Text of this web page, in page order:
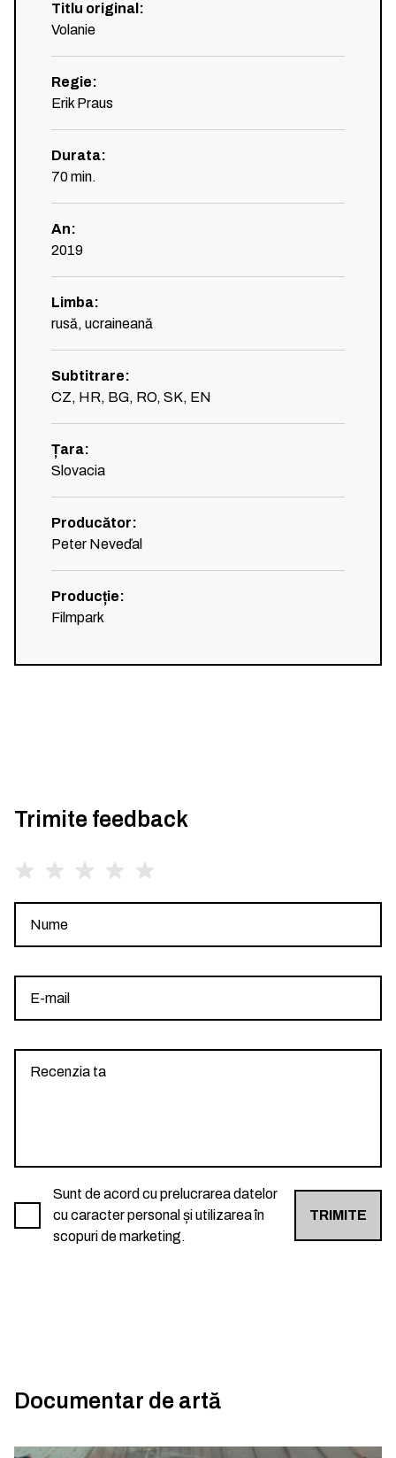
Titlu original :
Volanie
Regie:
Erik Praus
Durata:
70min.
An:
2019
Limba:
rusă, ucraineană
Subtitrare:
CZ, HR, BG, RO, SK, EN
Țara:
Slovacia
Producător:
Peter Neveďal
Producție:
Filmpark
Trimite feedback
Sunt de acord cu prelucrarea datelor
cu caracter personal și utilizarea în
scopuri de marketing.
TRIMITE
Documentar de artă